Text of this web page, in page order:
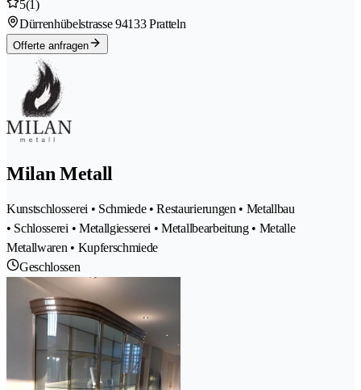
5(1)
Dürrenhübelstrasse 94133 Pratteln
Offerte anfragen
Milan Metall
Kunstschlosserei • Schmiede • Restaurierungen • Metallbau
• Schlosserei • Metallgiesserei • Metallbearbeitung • Metalle
Metallwaren • Kupferschmiede
Geschlossen